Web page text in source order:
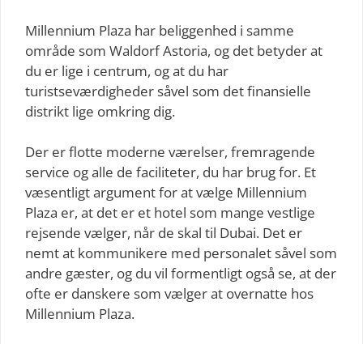
Millennium Plaza har beliggenhed i samme
område som Waldorf Astoria, og det betyder at
du er lige i centrum, og at du har
turistseværdigheder såvel som det finansielle
distrikt lige omkring dig.
Der er flotte moderne værelser, fremragende
service og alle de faciliteter, du har brug for. Et
væsentligt argument for at vælge Millennium
Plaza er, at det er et hotel som mange vestlige
rejsende vælger, når de skal til Dubai. Det er
nemt at kommunikere med personalet såvel som
andre gæster, og du vil formentligt også se, at der
ofte er danskere som vælger at overnatte hos
Millennium Plaza.